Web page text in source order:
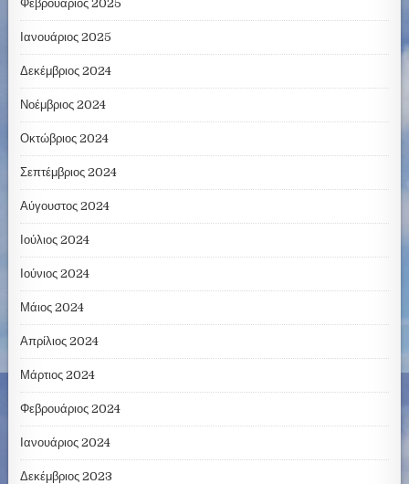
Φεβρουάριος 2025
Ιανουάριος 2025
Δεκέμβριος 2024
Νοέμβριος 2024
Οκτώβριος 2024
Σεπτέμβριος 2024
Αύγουστος 2024
Ιούλιος 2024
Ιούνιος 2024
Μάιος 2024
Απρίλιος 2024
Μάρτιος 2024
Φεβρουάριος 2024
Ιανουάριος 2024
Δεκέμβριος 2023